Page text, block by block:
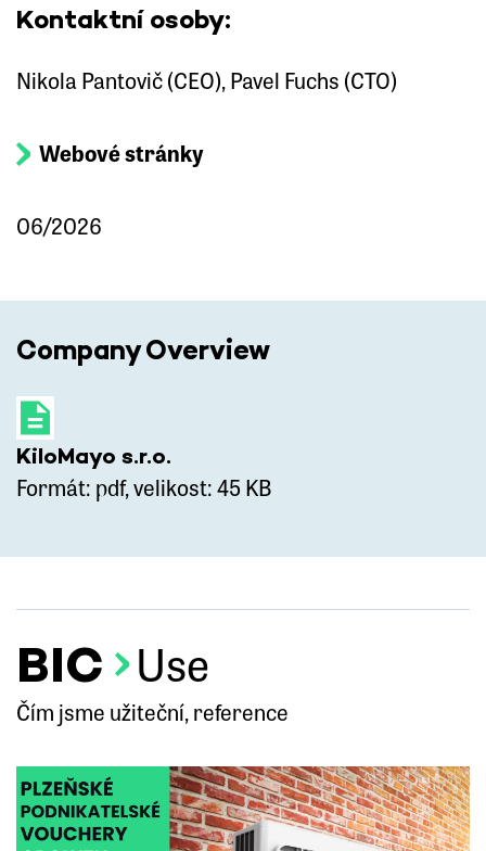
Kontaktní osoby:
Nikola Pantovič (CEO), Pavel Fuchs (CTO)
Webové stránky
06/2026
Company Overview
KiloMayo s.r.o.
Formát: pdf, velikost: 45 KB
BIC Use
Čím jsme užiteční, reference